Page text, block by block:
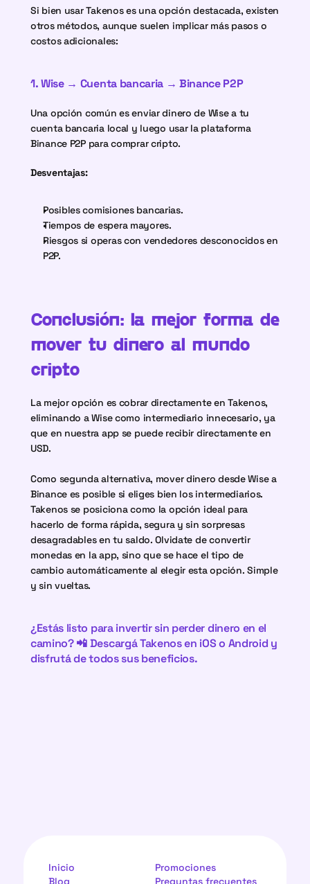
Si bien usar Takenos es una opción destacada, existen
otros métodos, aunque suelen implicar más pasos o
costos adicionales:
1. Wise → Cuenta bancaria → Binance P2P
Una opción común es enviar dinero de Wise a tu
cuenta bancaria local y luego usar la plataforma
Binance P2P para comprar cripto.
Desventajas:
Posibles comisiones bancarias.
Tiempos de espera mayores.
Riesgos si operas con vendedores desconocidos en
P2P.
Conclusión: la mejor forma de
mover tu dinero al mundo
cripto
La mejor opción es cobrar directamente en Takenos,
eliminando a Wise como intermediario innecesario, ya
que en nuestra app se puede recibir directamente en
USD.
Como segunda alternativa, mover dinero desde Wise a
Binance es posible si eliges bien los intermediarios.
Takenos se posiciona como la opción ideal para
hacerlo de forma rápida, segura y sin sorpresas
desagradables en tu saldo. Olvidate de convertir
monedas en la app, sino que se hace el tipo de
cambio automáticamente al elegir esta opción. Simple
y sin vueltas.
¿Estás listo para invertir sin perder dinero en el
camino? 📲 Descargá Takenos en iOS o Android y
disfrutá de todos sus beneficios.
Inicio
Blog
Promociones
Preguntas frecuentes